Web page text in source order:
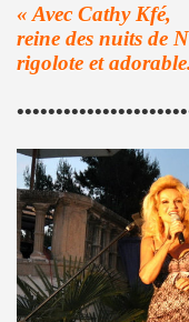
« Avec Cathy Kfé,
reine des nuits de
rigolote et
13 octobre 2022
11 novembre
au 11 juin 2022 a
au 4 avril 2022
l album "SUPER
jouent